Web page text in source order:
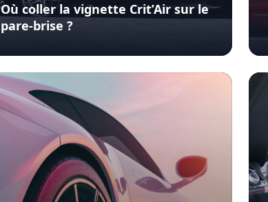
Où coller la vignette Crit’Air sur le
pare-brise ?